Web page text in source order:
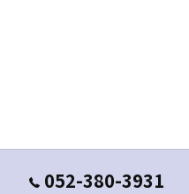
052-380-3931